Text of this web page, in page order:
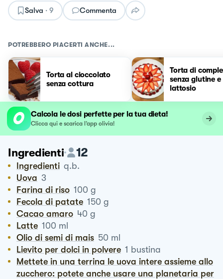
Salva · 9 Commenta
POTREBBERO PIACERTI ANCHE...
Torta al cioccolato
senza cottura
Torta di
senza glutine e
lattosio
Calcola le dosi perfette per la tua dieta!
Clicca qui e scarica l’app olivia!
Ingredienti 12
Ingredienti q.b.
Uova 3
Farina di riso 100 g
Fecola di patate 150 g
Cacao amaro 40 g
Latte 100 ml
Olio di semi di mais 50 ml
Lievito per dolci in polvere 1 bustina
Mettete in una terrina le uova intere assieme allo
zucchero: potete anche usare una planetaria per